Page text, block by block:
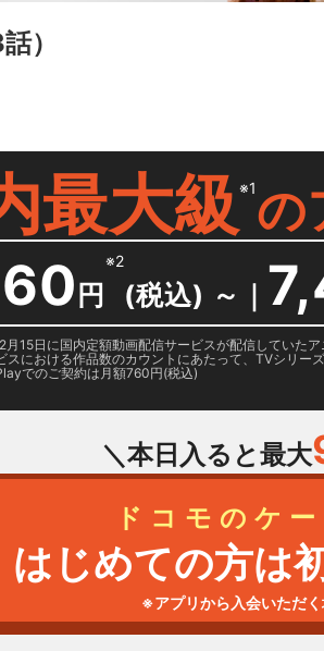
）
最大級 ※1の
円
※2
(税込) ～ ｜
15日に国内定額動画配信サービスが配信していた
スにおける作品数のカウントにあたって、TVシリー
でのご契約は月額760円(税込)
＼本日入ると最大
ドコモのケ
はじめての方は
※アプリから入会いただ